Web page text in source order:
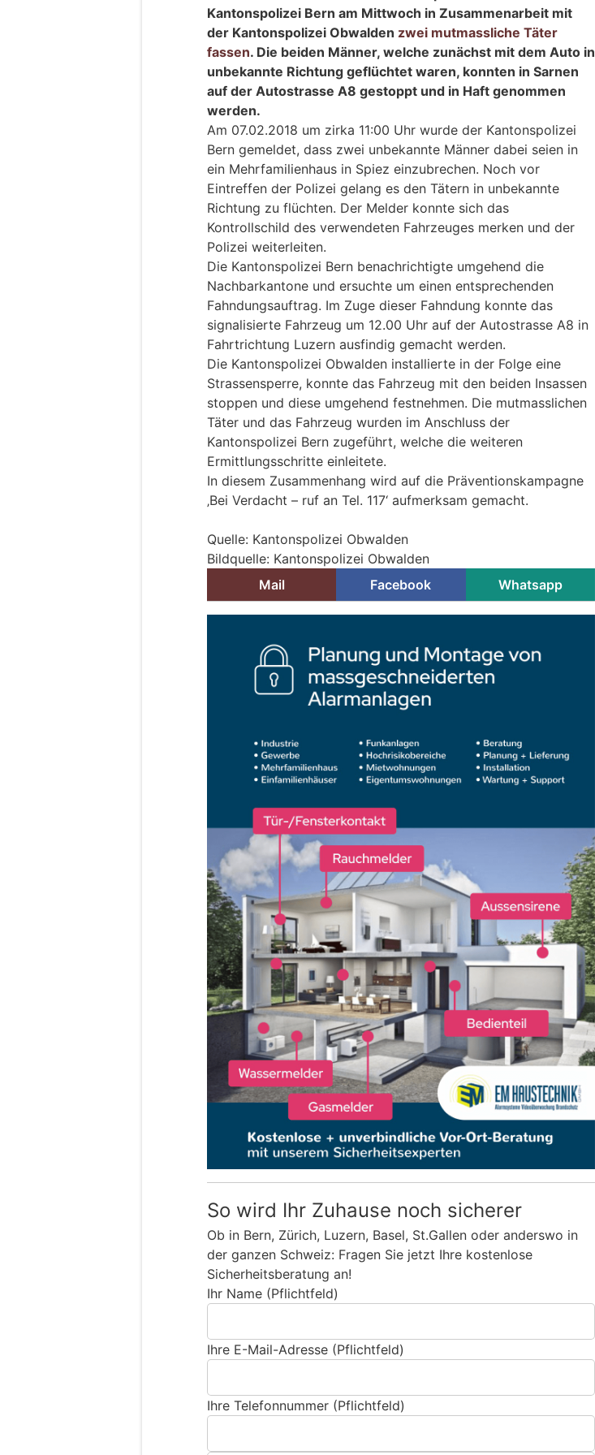
Kantonspolizei Bern am Mittwoch in Zusammenarbeit mit
der Kantonspolizei Obwalden zwei mutmassliche Täter
fassen. Die beiden Männer, welche zunächst mit dem Auto in
unbekannte Richtung geflüchtet waren, konnten in Sarnen
auf der Autostrasse A8 gestoppt und in Haft genommen
werden.
Am 07.02.2018 um zirka 11:00 Uhr wurde der Kantonspolizei
Bern gemeldet, dass zwei unbekannte Männer dabei seien in
ein Mehrfamilienhaus in Spiez einzubrechen. Noch vor
Eintreffen der Polizei gelang es den Tätern in unbekannte
Richtung zu flüchten. Der Melder konnte sich das
Kontrollschild des verwendeten Fahrzeuges merken und der
Polizei weiterleiten.
Die Kantonspolizei Bern benachrichtigte umgehend die
Nachbarkantone und ersuchte um einen entsprechenden
Fahndungsauftrag. Im Zuge dieser Fahndung konnte das
signalisierte Fahrzeug um 12.00 Uhr auf der Autostrasse A8 in
Fahrtrichtung Luzern ausfindig gemacht werden.
Die Kantonspolizei Obwalden installierte in der Folge eine
Strassensperre, konnte das Fahrzeug mit den beiden Insassen
stoppen und diese umgehend festnehmen. Die mutmasslichen
Täter und das Fahrzeug wurden im Anschluss der
Kantonspolizei Bern zugeführt, welche die weiteren
Ermittlungsschritte einleitete.
In diesem Zusammenhang wird auf die Präventionskampagne
‚Bei Verdacht – ruf an Tel. 117‘ aufmerksam gemacht.
Quelle: Kantonspolizei Obwalden
Bildquelle: Kantonspolizei Obwalden
Mail
Facebook Whatsapp
So wird Ihr Zuhause noch sicherer
Ob in Bern, Zürich, Luzern, Basel, St.Gallen oder anderswo in
der ganzen Schweiz: Fragen Sie jetzt Ihre kostenlose
Sicherheitsberatung an!
Ihr Name (Pflichtfeld)
Ihre E-Mail-Adresse (Pflichtfeld)
Ihre Telefonnummer (Pflichtfeld)